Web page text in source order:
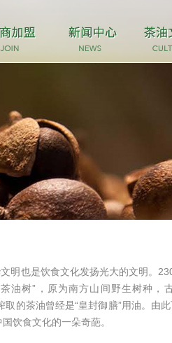
明也是饮食文化发扬光大的文明。
油树”，原为南方山间野生树种，
取的茶油曾经是“皇封御膳”用油。由
饮食文化的一朵奇葩。